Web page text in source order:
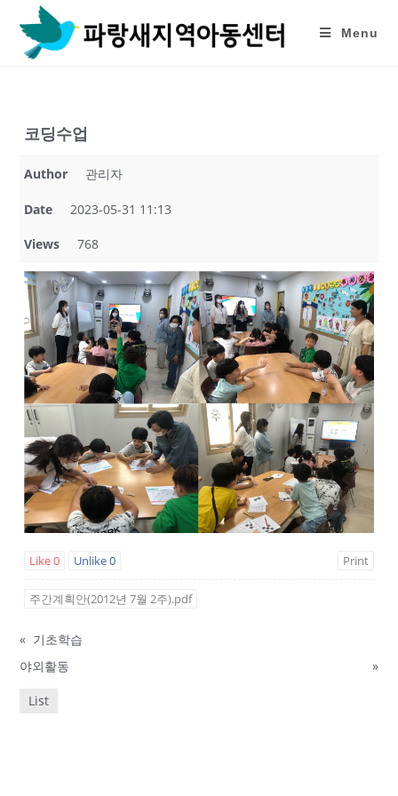
content
Menu
코딩수업
Author 관리자
Date 2023-05-31 11:13
Views 768
Like0 Unlike0 Print
주간계획안(2012년 7월 2주).pdf
« 기초학습
야외활동
»
List